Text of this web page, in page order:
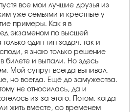
все мои лучшие друзья из
уже семьями и крестные у
примеры. Как я в
экзаменом по высшей
один тип задач, так и
я знаю только решение
билете и выпали. Но здесь
Мой супруг всегда выпивал,
но всегда. Ещё до замужества.
не относилась, да и
из-за этого. Потом, когда
жить вместе, со временем